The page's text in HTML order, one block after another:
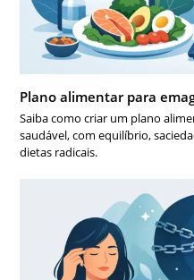
Plano alimentar para
Saiba como criar um plano
saudável, com equilíbrio,
dietas radicais.